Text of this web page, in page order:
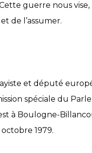
guerre nous vise,
de l’assumer.
et député
spéciale du
à Boulogne-
1979.